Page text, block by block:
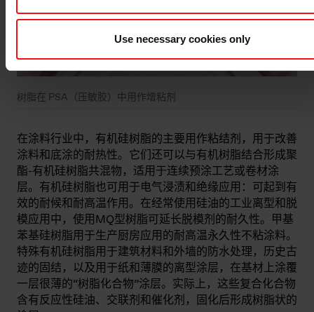
Use necessary cookies only
树脂在 PSA（压敏胶）中用作增粘剂
​在涂料行业中，有机硅树脂的主要用作粘结剂，用于改善
涂料和底涂的耐热性。它们还可以与有机树脂结合形成聚
酯-有机硅树脂共混物，适用于连续预涂工艺或卷材涂
层。有机硅树脂也可用于电气浸渍和绝缘应用：可起到有
效的耐候和耐高温作用。在经常使用硅油的工业离型和脱
模应用中，使用MQ型树脂可延长脱模剂的耐久性。甲基
苯基硅树脂用于生产厨房应用的耐高温永久性不粘涂料。
特殊有机硅树脂用于建筑材料和外墙的防水处理，历史古
迹的固结，以及用于纸和薄膜的离型涂层，在基材上涂覆
一层很薄的“树脂化合物”涂层。实际上，这些复合化合物
含有反应性硅油、交联剂和催化剂，固化后形成树脂状的